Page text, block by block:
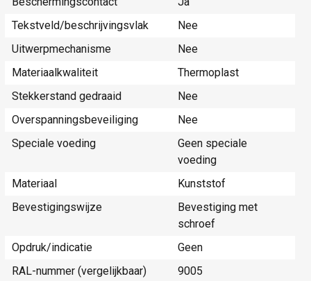
Tekstveld/beschrijvingsvlak
Nee
Uitwerpmechanisme
Nee
Materiaalkwaliteit
Thermoplast
Stekkerstand gedraaid
Nee
Overspanningsbeveiliging
Nee
Speciale voeding
Geen speciale
voeding
Materiaal
Kunststof
Bevestigingswijze
Bevestiging met
schroef
Opdruk/indicatie
Geen
RAL-nummer (vergelijkbaar)
9005